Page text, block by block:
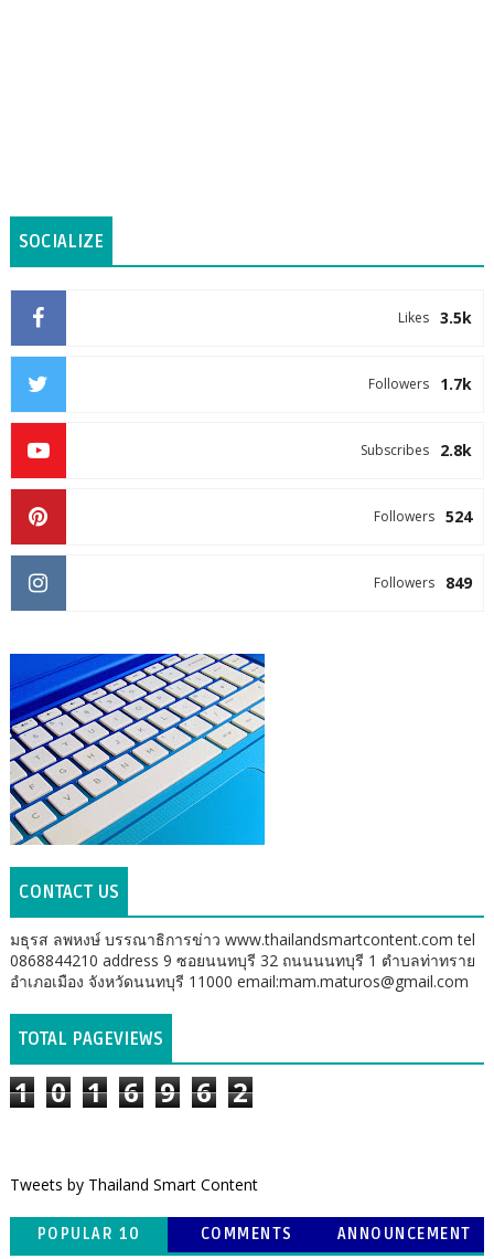
SOCIALIZE
3.5k
Likes
1.7k
Followers
2.8k
Subscribes
524
Followers
849
Followers
CONTACT US
มธุรส ลพหงษ์ บรรณาธิการข่าว www.thailandsmartcontent.com tel
0868844210 address 9 ซอยนนทบุรี 32 ถนนนนทบุรี 1 ตำบลท่าทราย
อำเภอเมือง จังหวัดนนทบุรี 11000 email:mam.maturos@gmail.com
TOTAL PAGEVIEWS
1 0 1 6 9 6 2
Tweets by Thailand Smart Content
POPULAR 10 COMMENTS ANNOUNCEMENT